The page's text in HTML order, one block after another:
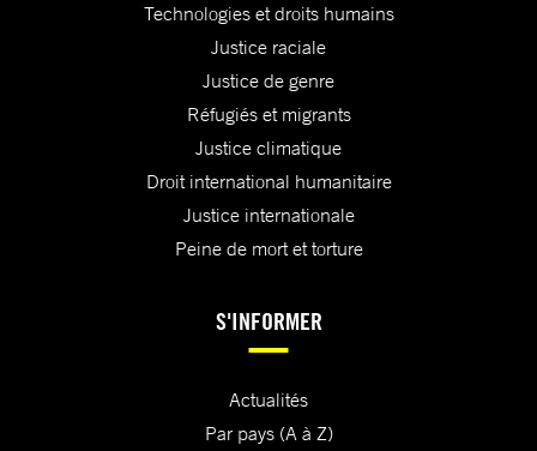
Technologies et droits humains
Justice raciale
Justice de genre
Réfugiés et migrants
Justice climatique
Droit international humanitaire
Justice internationale
Peine de mort et torture
S'INFORMER
Actualités
Par pays (A à Z)